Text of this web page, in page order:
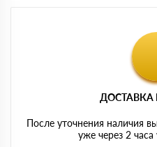
ДОСТАВКА
После уточнения наличия
уже через 2